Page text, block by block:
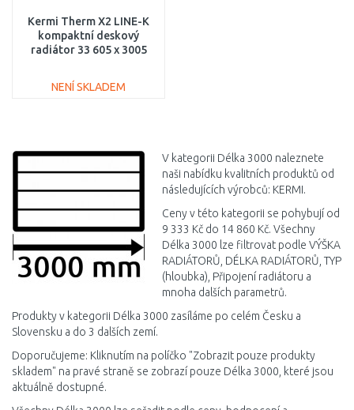
Kermi Therm X2 LINE-K
kompaktní deskový
radiátor 33 605 x 3005
NENÍ SKLADEM
Porovnat
V kategorii Délka 3000 naleznete
naši nabídku kvalitních produktů od
následujících výrobců: KERMI.
Ceny v této kategorii se pohybují od
9 333 Kč do 14 860 Kč. Všechny
Délka 3000 lze filtrovat podle VÝŠKA
RADIÁTORŮ, DÉLKA RADIÁTORŮ, TYP
(hloubka), Připojení radiátoru a
mnoha dalších parametrů.
Produkty v kategorii Délka 3000 zasíláme po celém Česku a
Slovensku a do 3 dalších zemí.
Doporučujeme: Kliknutím na políčko "Zobrazit pouze produkty
skladem" na pravé straně se zobrazí pouze Délka 3000, které jsou
aktuálně dostupné.